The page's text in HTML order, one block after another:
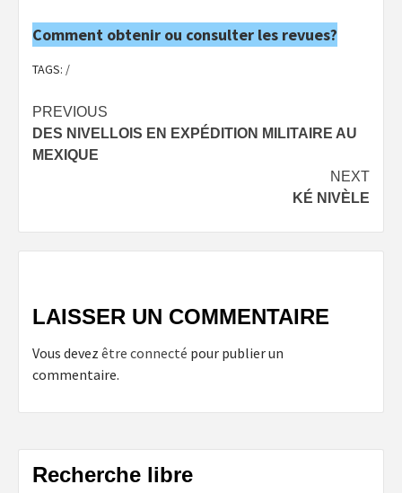
Comment obtenir ou consulter les revues?
TAGS: /
Post
navigation
PREVIOUS
DES NIVELLOIS EN EXPÉDITION MILITAIRE AU
MEXIQUE
NEXT
KÉ NIVÈLE
LAISSER UN COMMENTAIRE
Vous devez être connecté pour publier un
commentaire.
Recherche libre